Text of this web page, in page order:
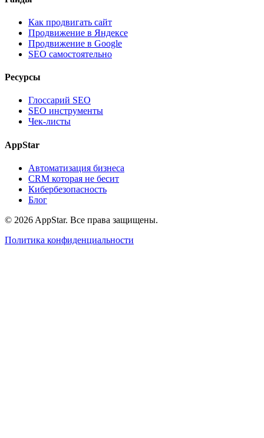
Как продвигать сайт
Продвижение в Яндексе
Продвижение в Google
SEO самостоятельно
Ресурсы
Глоссарий SEO
SEO инструменты
Чек-листы
AppStar
Автоматизация бизнеса
CRM которая не бесит
Кибербезопасность
Блог
© 2026 AppStar. Все права защищены.
Политика конфиденциальности